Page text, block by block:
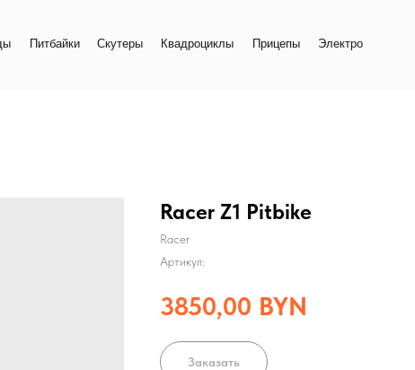
+375 33 302
+375 44 702
Электро
Прицепы
Квадроциклы
Скутеры
Racer Z1 Pitbike
Racer
Артикул:
3850,00 BYN
Заказать